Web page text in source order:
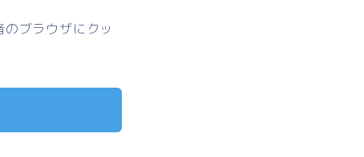
ブラウザにクッ